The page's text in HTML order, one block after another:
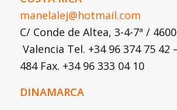
manelalej@hotmail.com
C/ Conde de Altea, 3-4-7ª /
Valencia Tel. +34 96 374 75 42
484 Fax. +34 96 333 04 10
DINAMARCA